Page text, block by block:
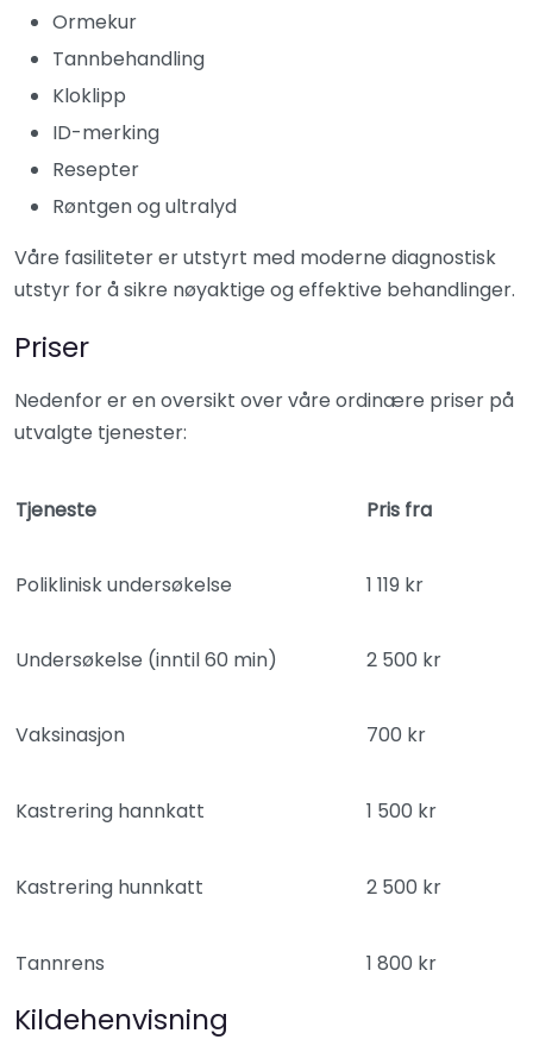
Ormekur
Tannbehandling
Kloklipp
ID-merking
Resepter
Røntgen og ultralyd
Våre fasiliteter er utstyrt med moderne diagnostisk
utstyr for å sikre nøyaktige og effektive behandlinger.
Priser
Nedenfor er en oversikt over våre ordinære priser på
utvalgte tjenester:
Tjeneste Pris fra
Poliklinisk undersøkelse 1 119 kr
Undersøkelse (inntil 60 min) 2 500 kr
Vaksinasjon 700 kr
Kastrering hannkatt 1 500 kr
Kastrering hunnkatt 2 500 kr
Tannrens 1 800 kr
Kildehenvisning